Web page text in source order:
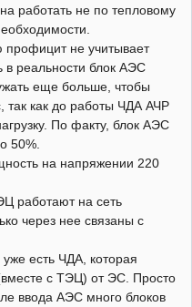
работать не по тепловому
не учитывает
в реальности блок АЭС
еще больше, чтобы
так как до работы ЧДА АЧР
По факту, блок АЭС
50%.
на напряжении 220
работают на сеть
через нее связаны с
есть ЧДА, которая
с ТЭЦ) от ЭС. Просто
ввода АЭС много блоков